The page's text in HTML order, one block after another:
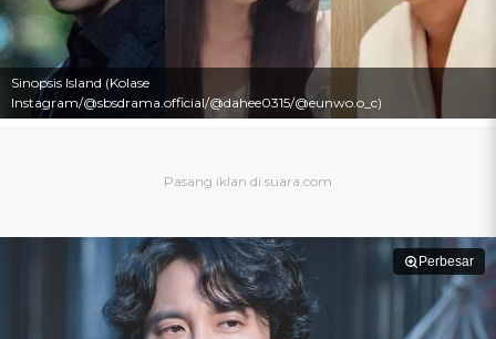
Sinopsis Island (Kolase
Instagram/@sbsdrama.official/@dahee0315/@eunwo.o_c)
Perbesar